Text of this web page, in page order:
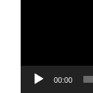
00:00